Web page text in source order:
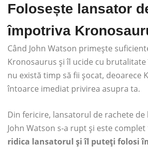
Folosește lansator
împotriva
Când John Watson primește
Kronosaurus și îl ucide cu brutalitate
nu există timp să fii șocat, deoarece
întoarce imediat privirea asupra ta.
Din fericire, lansatorul de rachete
John Watson s-a rupt și este
ridica lansatorul și îl puteți folosi